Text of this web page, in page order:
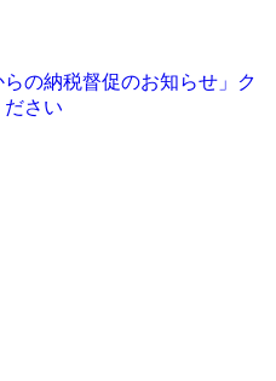
の納税督促のお知らせ」ク
ださい